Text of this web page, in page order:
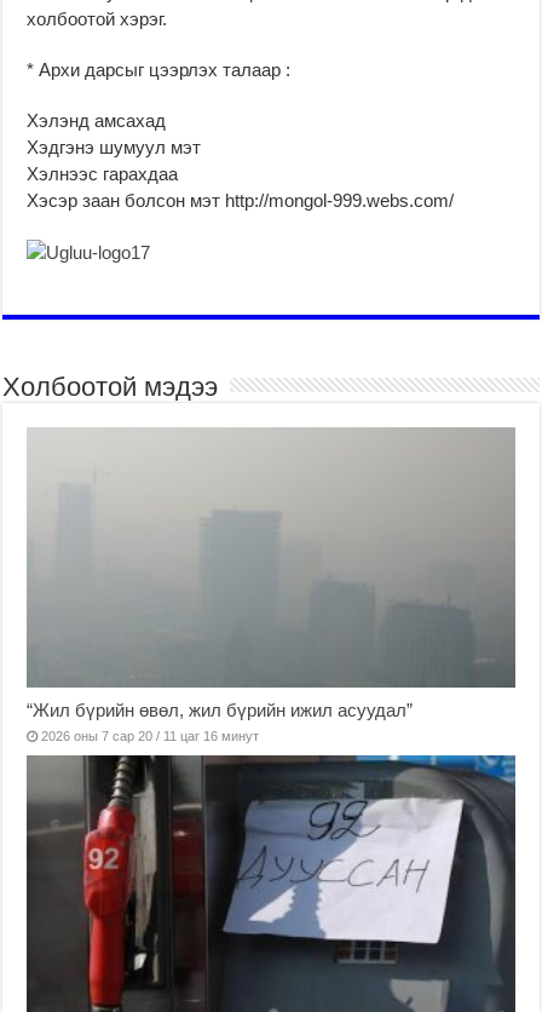
холбоотой хэрэг.
* Архи дарсыг цээрлэх талаар :
Хэлэнд амсахад
Хэдгэнэ шумуул мэт
Хэлнээс гарахдаа
Хэсэр заан болсон мэт http://mongol-999.webs.com/
Холбоотой мэдээ
“Жил бүрийн өвөл, жил бүрийн ижил асуудал”
2026 оны 7 сар 20 / 11 цаг 16 минут